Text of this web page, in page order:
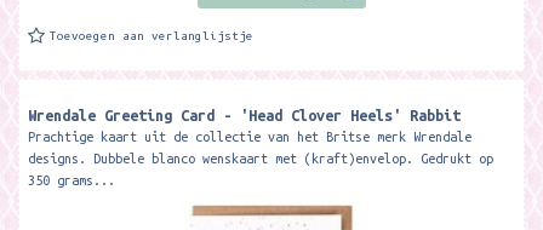
Toevoegen aan verlanglijstje
Wrendale Greeting Card - 'Head Clover Heels' Rabbit
Prachtige kaart uit de collectie van het Britse merk Wrendale
designs. Dubbele blanco wenskaart met (kraft)envelop. Gedrukt op
350 grams...